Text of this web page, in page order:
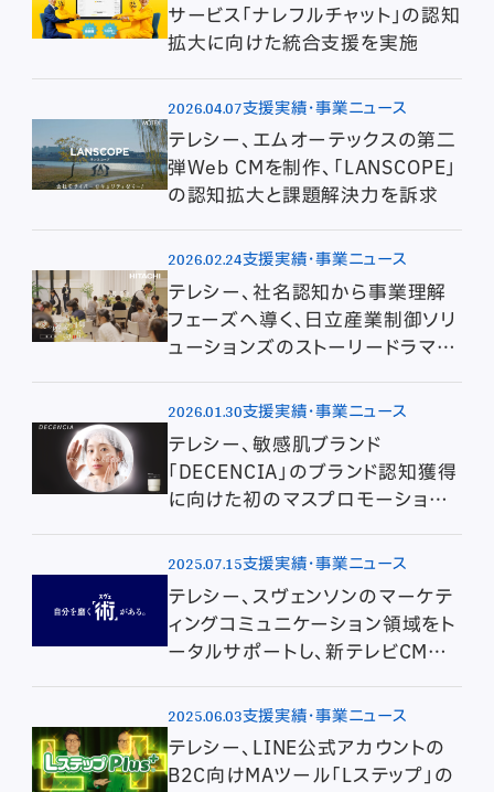
サービス「ナレフルチャット」の認知
拡大に向けた統合支援を実施
2026.04.07支援実績・事業ニュース
テレシー、エムオーテックスの第二
弾Web CMを制作、「LANSCOPE」
の認知拡大と課題解決力を訴求
2026.02.24支援実績・事業ニュース
テレシー、社名認知から事業理解
フェーズへ導く、日立産業制御ソリ
ューションズのストーリードラマ
2026.01.30支援実績・事業ニュース
テレシー、敏感肌ブランド
「DECENCIA」のブランド認知獲得
に向けた初のマスプロモーション
2025.07.15支援実績・事業ニュース
テレシー、スヴェンソンのマーケテ
ィングコミュニケーション領域をト
ータルサポートし、新テレビCMの
2025.06.03支援実績・事業ニュース
テレシー、LINE公式アカウントの
B2C向けMAツール「Lステップ」の